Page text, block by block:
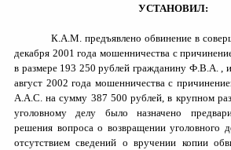
УСТАНОВИЛ:
К.A.M. предъявлено обвинение в
декабря 2001 года мошенничества с
в размере 193 250 рублей гражданину Ф.В.А. ,
август 2002 года мошенничества с
А.А.С. на сумму 387 500 рублей, в крупном
уголовному делу было назначено
решения вопроса о возвращении уголовного
отсутствием сведений о вручении копии